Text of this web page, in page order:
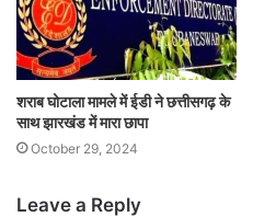
शराब घोटाला मामले में ईडी ने छत्तीसगढ़ के
साथ झारखंड में मारा छापा
October 29, 2024
Leave a Reply